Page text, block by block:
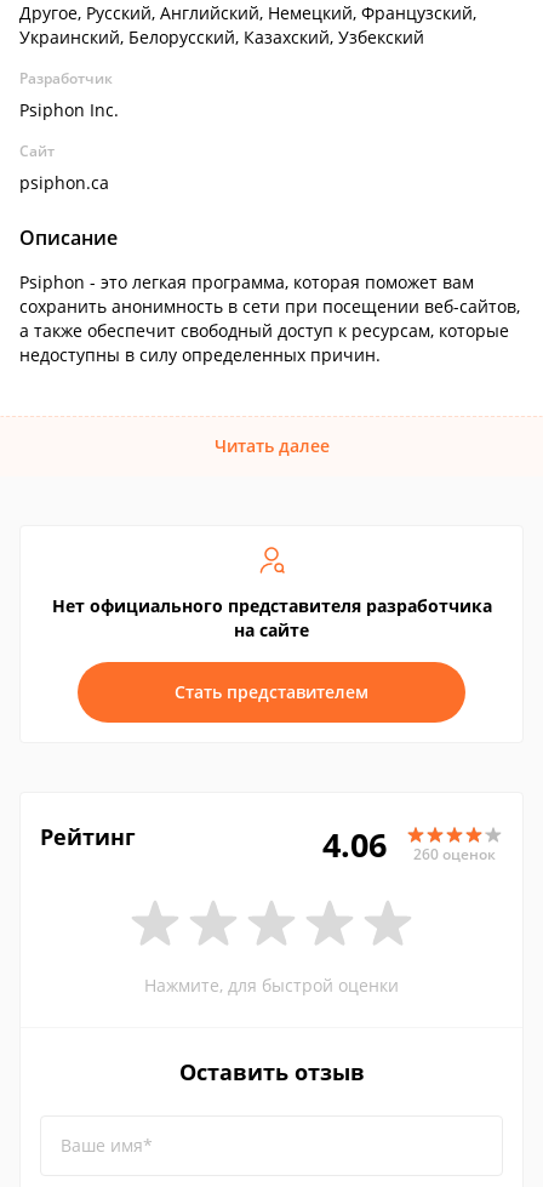
Другое, Русский, Английский, Немецкий, Французский,
Украинский, Белорусский, Казахский, Узбекский
Разработчик
Psiphon Inc.
Сайт
psiphon.ca
Описание
Psiphon - это легкая программа, которая поможет вам
сохранить анонимность в сети при посещении веб-сайтов,
а также обеспечит свободный доступ к ресурсам, которые
недоступны в силу определенных причин.
Читать далее
Нет официального представителя разработчика
на сайте
Стать представителем
Рейтинг 4.06 260 оценок
Нажмите, для быстрой оценки
Оставить отзыв
Ваше имя*